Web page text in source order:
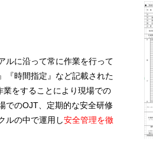
ルに沿って常に作業を行って
『時間指定』など記載された
をすることにより現場での
でのOJT、定期的な安全研修
ルの中で運用し安全管理を徹